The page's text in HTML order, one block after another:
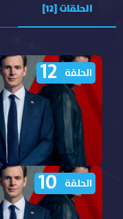
الحلقات [12]
مشاهدة مسلسل CIA
الموسم الاول الحلقة 12
مترجمة
الحلقة 12
الحلقة 10